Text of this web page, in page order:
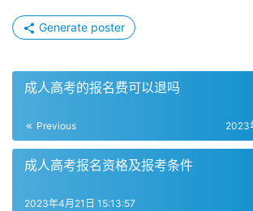
网上注册与报名，时间为9月15日9时至
12时。
全日制专升本考试2023年考试公告已经
2023报名时间为2023年2月5日至12日
市准备了广东专升本考试2023年报名入口
Generate poster
成人高考的报名费可以退吗
Previous 2023
成人高考报名资格及报考条件
2023年4月21日 15:13:57